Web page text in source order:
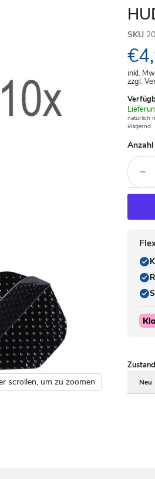
scrollen, um zu zoomen
SKU
inkl.
zzgl.
-natürlich
#lagernd
Anzahl
Neu